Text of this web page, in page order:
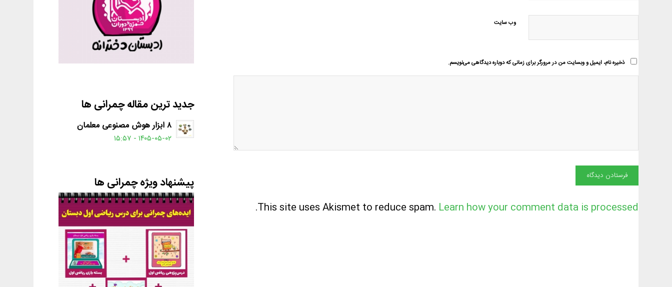
وب‌ سایت
ذخیره نام، ایمیل و وبسایت من در مرورگر برای زمانی که دوباره دیدگاهی می‌نویسم.
This site uses Akismet to reduce spam. Learn how your comment data is processed
.
جدید ترین مقاله چمرانی ها
۸ ابزار هوش مصنوعی معلمان
۱۴۰۵-۰۵-۰۲ - ۱۵:۵۷
پیشنهاد ویژه چمرانی ها